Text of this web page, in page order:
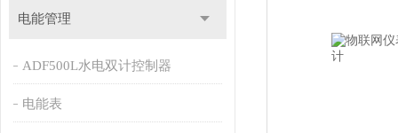
电能管理
ADF500L水电双计控制器
电能表